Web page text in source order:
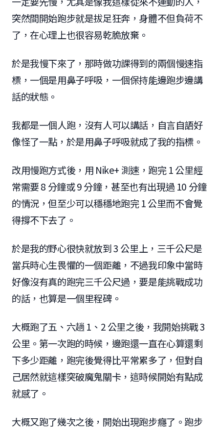
突然間開始跑步就是拔足狂奔，身體不但負荷不
了，在心理上也很容易乾脆放棄。
於是我慢下來了，那時做功課得到的兩個慢速指
標，一個是用鼻子呼吸，一個保持能邊跑步邊講
話的狀態。
我都是一個人跑，沒有人可以講話，自言自語好
像怪了一點，於是用鼻子呼吸就成了我的指標。
改用慢跑方式後，用 Nike+ 測速，跑完 1 公里經
常需要 8 分鐘或 9 分鐘，甚至也有出現過 10 分鐘
的情況，但至少可以穩穩地跑完 1 公里而不會覺
得撐不下去了。
於是我的野心很快就放到 3 公里上，三千公尺是
當兵時心生畏懼的一個距離，不過我印象中當時
好像沒有真的跑完三千公尺過，要是能挑戰成功
的話，也算是一個里程碑。
大概跑了五、六趟 1、2 公里之後，我開始挑戰 3
公里。第一次跑的時候，邊跑還一直在心算還剩
下多少距離，跑完後覺得比平常累多了，但對自
己居然就這樣突破魔鬼關卡，這時候開始有點成
就感了。
大概又跑了幾次之後，開始出現跑步癮了。跑步